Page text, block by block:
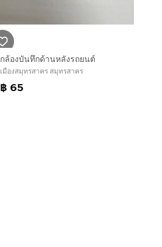
กล้องบันทึกด้านหลังรถยนต์
เมืองสมุทรสาคร สมุทรสาคร
฿ 65